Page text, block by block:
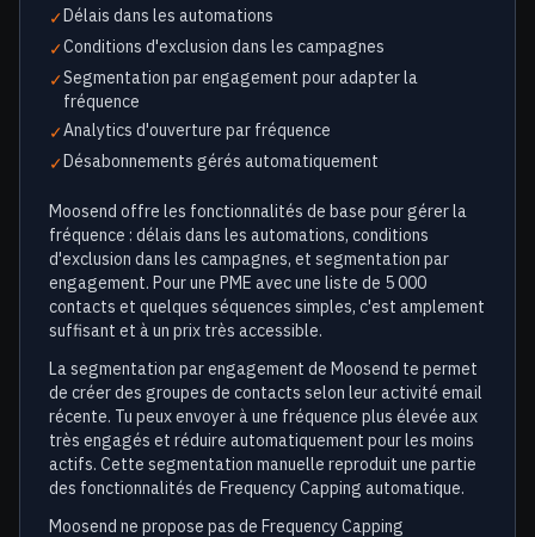
✓Délais dans les automations
✓Conditions d'exclusion dans les campagnes
✓Segmentation par engagement pour adapter la
fréquence
✓Analytics d'ouverture par fréquence
✓Désabonnements gérés automatiquement
Moosend offre les fonctionnalités de base pour gérer la
fréquence : délais dans les automations, conditions
d'exclusion dans les campagnes, et segmentation par
engagement. Pour une PME avec une liste de 5 000
contacts et quelques séquences simples, c'est amplement
suffisant et à un prix très accessible.
La segmentation par engagement de Moosend te permet
de créer des groupes de contacts selon leur activité email
récente. Tu peux envoyer à une fréquence plus élevée aux
très engagés et réduire automatiquement pour les moins
actifs. Cette segmentation manuelle reproduit une partie
des fonctionnalités de Frequency Capping automatique.
Moosend ne propose pas de Frequency Capping